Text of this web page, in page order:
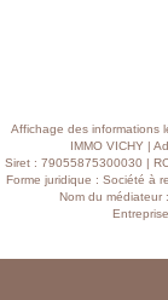
.~AUCUN
RESIDENCE
Affichage des informations
IMMO VICHY |
Siret : 79055875300030 |
Forme juridique : Société à
Nom du médiateur